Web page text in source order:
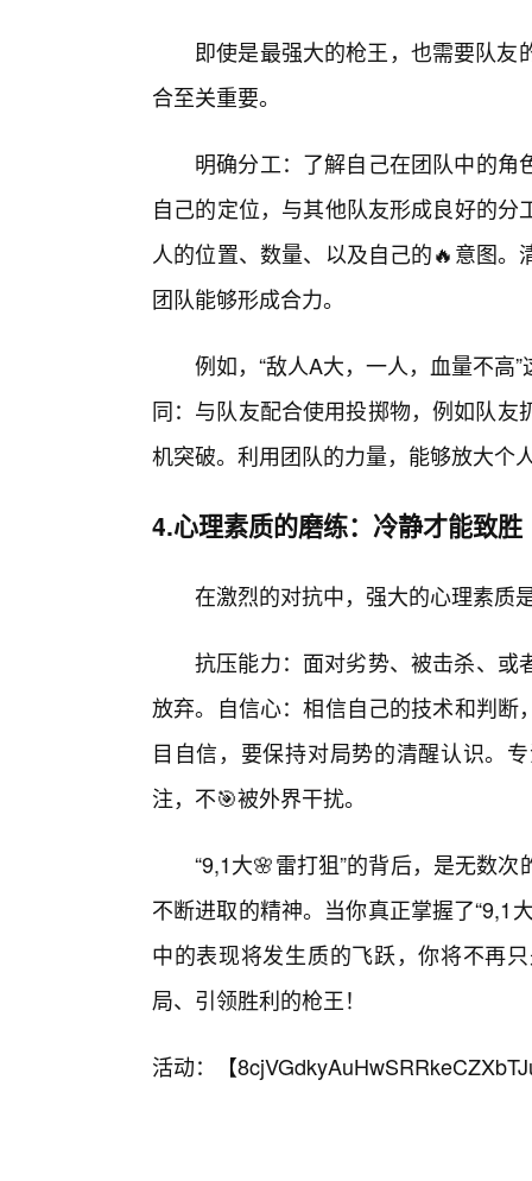
即使是最强大的枪王，也需要队友
合至关重要。
明确分工：了解自己在团队中的
自己的定位，与其他队友形成良好的
人的位置、数量、以及自己的🔥意图
团队能够形成合力。
例如，“敌人A大，一人，血量不高
同：与队友配合使用投掷物，例如队
机突破。利用团队的力量，能够放大个
4.心理素质的磨练：冷静才能致胜
在激烈的对抗中，强大的心理素质
抗压能力：面对劣势、被击杀、或
放弃。自信心：相信自己的技术和判
目自信，要保持对局势的清醒认识。
注，不🎯被外界干扰。
“9,1大🌸雷打狙”的背后，是无数
不断进取的精神。当你真正掌握了“9,1
中的表现将发生质的飞跃，你将不再
局、引领胜利的枪王！
活动：【